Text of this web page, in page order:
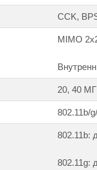
CCK,
MIMO
20, 40
802.11b/
802.11b:
802.11g: